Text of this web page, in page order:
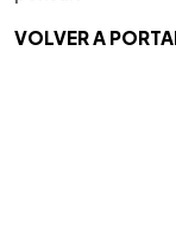
VOLVER A